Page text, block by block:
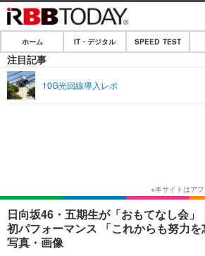
ホーム
IT・デジタル
韓流・K-POP
音楽
グラビア
ライフTOP
ペット
リリース一覧
プッシュ通知の停止方法
ホーム IT・デジタル SPEED TEST
注目記事
10G光回線導入レポ
日向坂46・五期生が「おもてなし会」
初パフォーマンス 「これからも努力
写真・画像